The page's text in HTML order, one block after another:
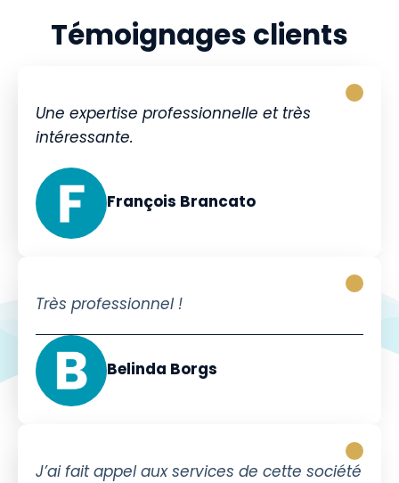
Témoignages clients
Une expertise professionnelle et très
intéressante.
François Brancato
Très professionnel !
Belinda Borgs
J’ai fait appel aux services de cette société